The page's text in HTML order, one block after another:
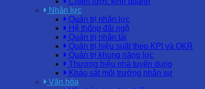
Nhân lực
Quản trị nhân lực
Hệ thống đãi ngộ
Quản trị nhân tài
Quản trị hiệu suất theo KPI và OKR
Quản trị khung năng lực
Thương hiệu nhà tuyển dụng
Khảo sát môi trường nhân sự
Văn hóa